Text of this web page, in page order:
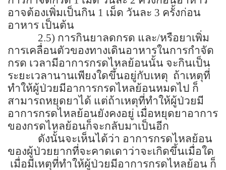
อาจต้องเพิ่มเป็นกิน 1 เม็ด วันละ 3 ครั้งก่อน
อาหาร เป็นต้น
2.5) การกินยาลดกรด และ/หรือยาเพิ่ม
การเคลื่อนตัวของทางเดินอาหารในการกำจัด
กรด เวลามีอาการกรดไหลย้อนนั้น จะกินเป็น
ระยะเวลานานเพียงใดขึ้นอยู่กับเหตุ ถ้าเหตุที่
ทำให้ผู้ป่วยมีอาการกรดไหลย้อนหมดไป ก็
สามารถหยุดยาได้ แต่ถ้าเหตุที่ทำให้ผู้ป่วยมี
อาการกรดไหลย้อนยังคงอยู่ เมื่อหยุดยาอาการ
ของกรดไหลย้อนก็จะกลับมาเป็นอีก
ดังนั้นจะเห็นได้ว่า อาการกรดไหลย้อน
ของผู้ป่วยยากที่จะคาดเดาว่าจะเกิดขึ้นเมื่อใด
เมื่อมีเหตุที่ทำให้ผู้ป่วยมีอาการกรดไหลย้อน ก็